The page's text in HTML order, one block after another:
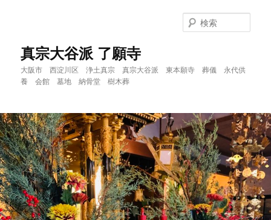
移
動
真宗大谷派 了願寺
大阪市 西淀川区 浄土真宗 真宗大谷派 東本願寺 葬儀 永代供
養 会館 墓地 納骨堂 樹木葬
索